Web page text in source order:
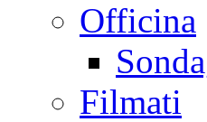
Officina
Filmati